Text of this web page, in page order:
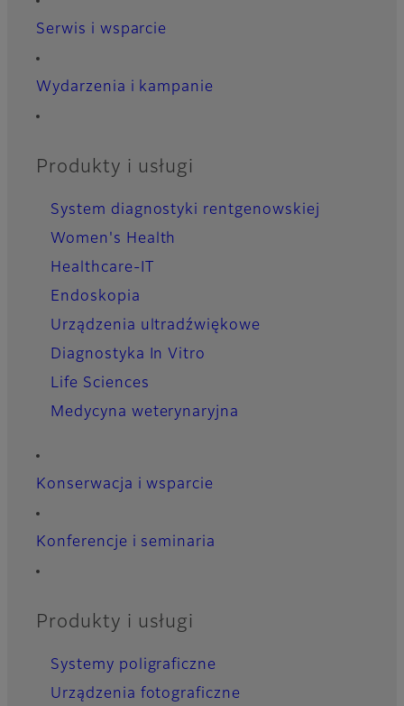
Serwis i wsparcie
Wydarzenia i kampanie
Produkty i usługi
System diagnostyki rentgenowskiej
Women's Health
Healthcare-IT
Endoskopia
Urządzenia ultradźwiękowe
Diagnostyka In Vitro
Life Sciences
Medycyna weterynaryjna
Konserwacja i wsparcie
Konferencje i seminaria
Produkty i usługi
Systemy poligraficzne
Urządzenia fotograficzne